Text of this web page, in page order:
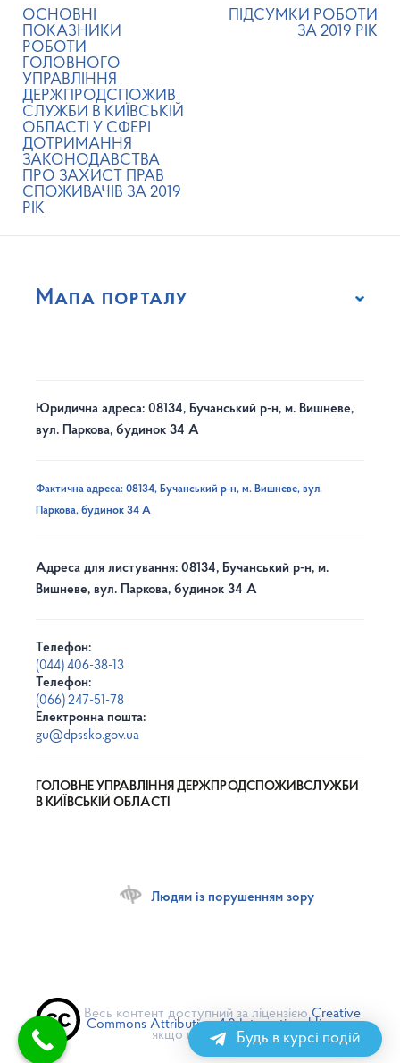
ОСНОВНІ
ПОКАЗНИКИ
РОБОТИ
ГОЛОВНОГО
УПРАВЛІННЯ
ДЕРЖПРОДСПОЖИВ
СЛУЖБИ В КИЇВСЬКІЙ
ОБЛАСТІ У СФЕРІ
ДОТРИМАННЯ
ЗАКОНОДАВСТВА
ПРО ЗАХИСТ ПРАВ
СПОЖИВАЧІВ ЗА 2019
РІК
ПІДСУМКИ РОБОТИ
ЗА 2019 РІК
Мапа порталу
Юридична адреса: 08134, Бучанський р-н, м. Вишневе,
вул. Паркова, будинок 34 А
Фактична адреса: 08134, Бучанський р-н, м. Вишневе, вул.
Паркова, будинок 34 А
Адреса для листування: 08134, Бучанський р-н, м.
Вишневе, вул. Паркова, будинок 34 А
Телефон:
(044) 406-38-13
Телефон:
(066) 247-51-78
Електронна пошта:
gu@dpssko.gov.ua
ГОЛОВНЕ УПРАВЛІННЯ ДЕРЖПРОДСПОЖИВСЛУЖБИ
В КИЇВСЬКІЙ ОБЛАСТІ
Людям із порушенням зору
Весь контент доступний за ліцензієюCreative
Commons Attribution 4.0 International license,
якщо не зазначено іншеБудь в курсі подій